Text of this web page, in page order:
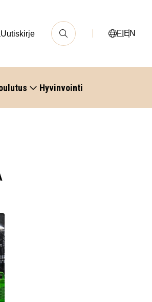
Uutiskirje FI EN
Hyvinvointi